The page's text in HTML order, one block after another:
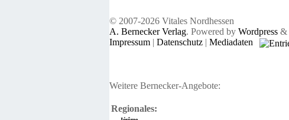
© 2007-2026 Vitales Nordhessen
A. Bernecker Verlag. Powered by Wordpress&
Impressum| Datenschutz| Mediadaten
Weitere Bernecker-Angebote:
Regionales: